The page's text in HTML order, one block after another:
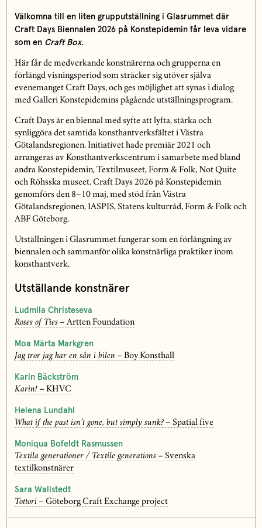
Välkomna till en liten grupputställning i Glasrummet där
Craft Days Biennalen 2026 på Konstepidemin får leva vidare
som en Craft Box.
Här får de medverkande konstnärerna och grupperna en
förlängd visningsperiod som sträcker sig utöver själva
evenemanget Craft Days, och ges möjlighet att synas i dialog
med Galleri Konstepidemins pågående utställningsprogram.
Craft Days är en biennal med syfte att lyfta, stärka och
synliggöra det samtida konsthantverksfältet i Västra
Götalandsregionen. Initiativet hade premiär 2021 och
arrangeras av Konsthantverkscentrum i samarbete med bland
andra Konstepidemin, Textilmuseet, Form & Folk, Not Quite
och Röhsska museet. Craft Days 2026 på Konstepidemin
genomförs den 8–10 maj, med stöd från Västra
Götalandsregionen, IASPIS, Statens kulturråd, Form & Folk och
ABF Göteborg.
Utställningen i Glasrummet fungerar som en förlängning av
biennalen och sammanför olika konstnärliga praktiker inom
konsthantverk.
Utställande konstnärer
Ludmila Christeseva
Roses of Ties– Artten Foundation
Moa Märta Markgren
Jag tror jag har en sån i bilen – Boy Konsthall
Karin Bäckström
Karin!– KHVC
Helena Lundahl
What if the past isn’t gone, but simply sunk?– Spatial five
Moniqua Bofeldt Rasmussen
Textila generationer / Textile generations– Svenska
textilkonstnärer
Sara Wallstedt
Tottori– Göteborg Craft Exchange project